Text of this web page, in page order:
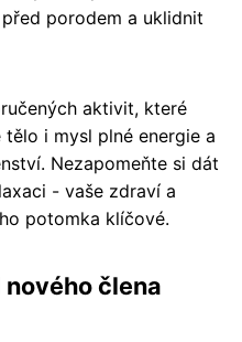
porodem a uklidnit
aktivit, které
i mysl plné energie a
Nezapomeňte si dát
- vaše zdraví a
potomka klíčové.
člena